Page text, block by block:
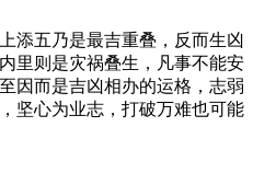
五乃是最吉重叠，反而生凶
里则是灾祸叠生，凡事不能安
因而是吉凶相办的运格，志弱
坚心为业志，打破万难也可能